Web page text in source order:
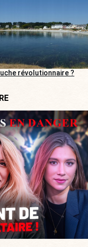
révolutionnaire ?